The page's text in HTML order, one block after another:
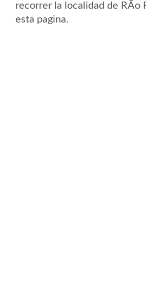
recorrer la localidad de RÃ­o
esta pagina.